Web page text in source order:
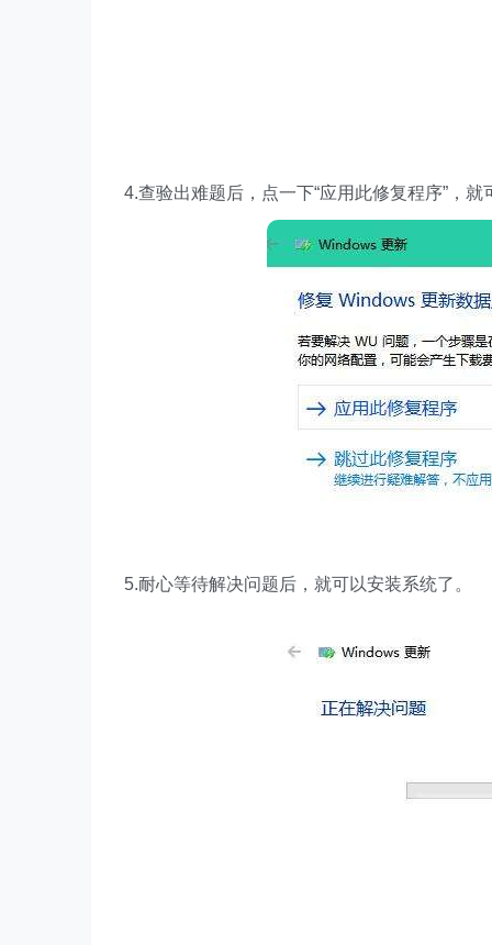
4.查验出难题后，点一下“应用此修复程序”，就
5.耐心等待解决问题后，就可以安装系统了。